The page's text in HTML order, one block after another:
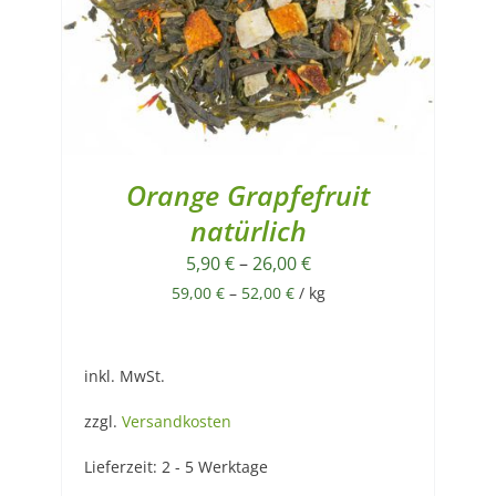
Orange Grapfefruit
natürlich
5,90€–26,00€
59,00 €– 52,00 €/ kg
inkl. MwSt.
zzgl. Versandkosten
Lieferzeit: 2 - 5 Werktage